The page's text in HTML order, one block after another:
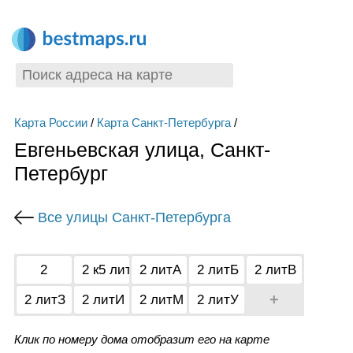
Карта России/ Карта Санкт-Петербурга/
Евгеньевская улица, Санкт-
Петербург
Все улицы Санкт-Петербурга
2 2 к5 лит0 2 литА 2 литБ
2 литВ
2 литЗ
2 литИ 2 литМ 2 литУ +
Клик по номеру дома отобразит его на карте